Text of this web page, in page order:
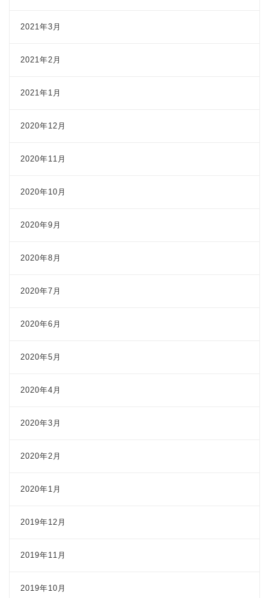
2021年3月
2021年2月
2021年1月
2020年12月
2020年11月
2020年10月
2020年9月
2020年8月
2020年7月
2020年6月
2020年5月
2020年4月
2020年3月
2020年2月
2020年1月
2019年12月
2019年11月
2019年10月